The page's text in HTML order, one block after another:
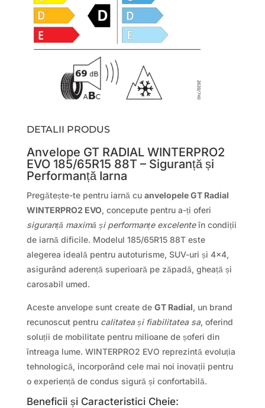
DETALII PRODUS
Anvelope GT RADIAL WINTERPRO2
EVO 185/65R15 88T – Siguranță și
Performanță Iarna
Pregătește-te pentru iarnă cu anvelopele GT Radial
WINTERPRO2 EVO, concepute pentru a-ți oferi
siguranță maximă și performanțe excelenteîn condiții
de iarnă dificile. Modelul 185/65R15 88T este
alegerea ideală pentru autoturisme, SUV-uri și 4×4,
asigurând aderență superioară pe zăpadă, gheață și
carosabil umed.
Aceste anvelope sunt create de GT Radial, un brand
recunoscut pentru calitatea și fiabilitatea sa, oferind
soluții de mobilitate pentru milioane de șoferi din
întreaga lume. WINTERPRO2 EVO reprezintă evoluția
tehnologică, incorporând cele mai noi inovații pentru
o experiență de condus sigură și confortabilă.
Beneficii și Caracteristici Cheie: